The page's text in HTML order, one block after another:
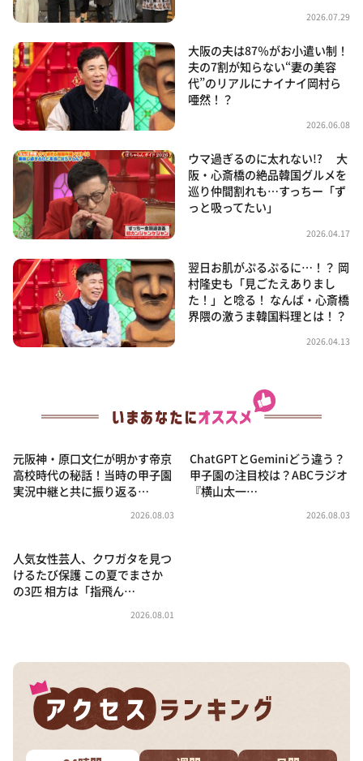
2026.07.29
大阪の夫は87％がお小遣い制！
夫の7割が知らない“妻の美容
代”のリアルにナイナイ岡村ら
唖然！？
2026.06.08
ウマ過ぎるのに太れない!? 大
阪・心斎橋の絶品韓国グルメを
巡り仲間割れも…すっちー「ず
っと吸ってたい」
2026.04.17
翌日お肌がぷるぷるに…！？ 岡
村隆史も「見ごたえありまし
た！」と唸る！ なんば・心斎橋
界隈の激うま韓国料理とは！？
2026.04.13
元阪神・原口文仁が明かす帝京
高校時代の秘話！当時の甲子園
実況中継と共に振り返る…
2026.08.03
ChatGPTとGeminiどう違う？
甲子園の注目校は？ABCラジオ
『横山太一…
2026.08.03
人気女性芸人、クワガタを見つ
けるたび保護 この夏でまさか
の3匹 相方は「指飛ん…
2026.08.01